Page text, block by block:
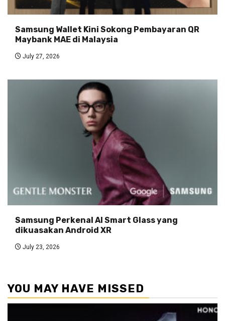
Samsung Wallet Kini Sokong Pembayaran QR
Maybank MAE di Malaysia
July 27, 2026
Samsung Perkenal AI Smart Glass yang
dikuasakan Android XR
July 23, 2026
YOU MAY HAVE MISSED